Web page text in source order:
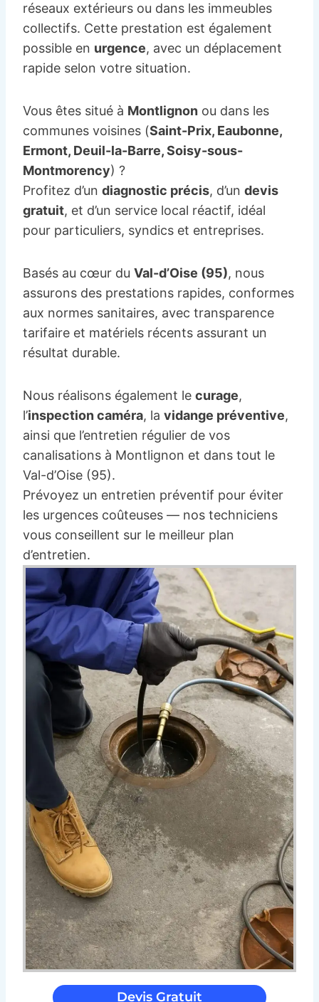
réseaux extérieurs ou dans les immeubles
collectifs. Cette prestation est également
possible en urgence, avec un déplacement
rapide selon votre situation.
Vous êtes situé à Montlignon ou dans les
communes voisines (Saint-Prix, Eaubonne,
Ermont, Deuil-la-Barre, Soisy-sous-
Montmorency) ?
Profitez d’un diagnostic précis, d’un devis
gratuit, et d’un service local réactif, idéal
pour particuliers, syndics et entreprises.
Basés au cœur du Val-d’Oise (95), nous
assurons des prestations rapides, conformes
aux normes sanitaires, avec transparence
tarifaire et matériels récents assurant un
résultat durable.
Nous réalisons également le curage,
l’inspection caméra, la vidange préventive,
ainsi que l’entretien régulier de vos
canalisations à Montlignon et dans tout le
Val-d’Oise (95).
Prévoyez un entretien préventif pour éviter
les urgences coûteuses — nos techniciens
vous conseillent sur le meilleur plan
d’entretien.
Devis Gratuit